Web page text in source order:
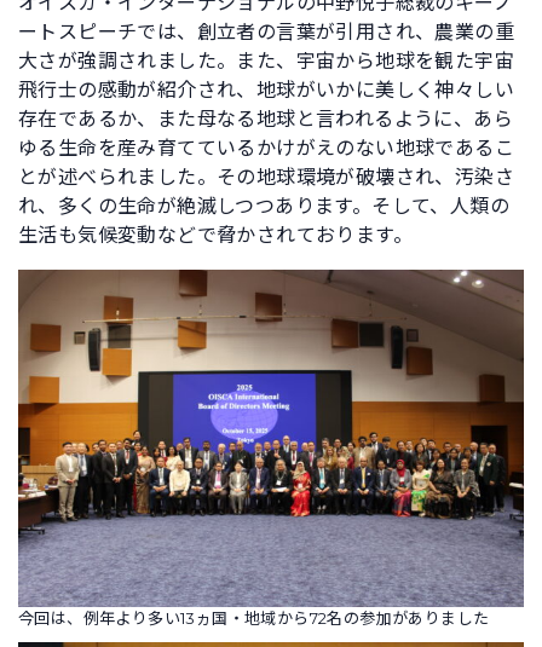
ートスピーチでは、創立者の言葉が引用され、農業の重
大さが強調されました。また、宇宙から地球を観た宇宙
飛行士の感動が紹介され、地球がいかに美しく神々しい
存在であるか、また母なる地球と言われるように、あら
ゆる生命を産み育てているかけがえのない地球であるこ
とが述べられました。その地球環境が破壊され、汚染さ
れ、多くの生命が絶滅しつつあります。そして、人類の
生活も気候変動などで脅かされております。
今回は、例年より多い13ヵ国・地域から72名の参加がありました